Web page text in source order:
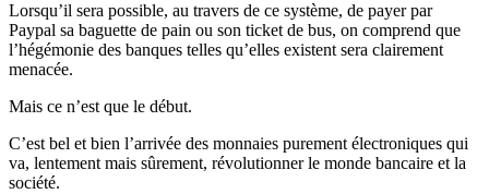
Lorsqu’il sera possible, au travers de ce système, de payer par
Paypal sa baguette de pain ou son ticket de bus, on comprend que
l’hégémonie des banques telles qu’elles existent sera clairement
menacée.
Mais ce n’est que le début.
C’est bel et bien l’arrivée des monnaies purement électroniques qui
va, lentement mais sûrement, révolutionner le monde bancaire et la
société.